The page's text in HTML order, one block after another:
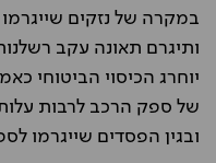
במקרה של נזקים
ותיגרם תאונה עקב
יוחרג הכיסוי הביטוחי
של ספק הרכב לרבות עלות
ובגין הפסדים שייגרמו